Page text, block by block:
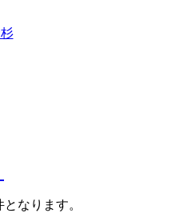
なります。